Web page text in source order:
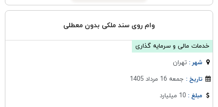
وام روی سند ملکی بدون معطلی
خدمات مالی و سرمایه گذاری
شهر :تهران
تاریخ : جمعه 16 مرداد 1405
مبلغ :10 میلیارد